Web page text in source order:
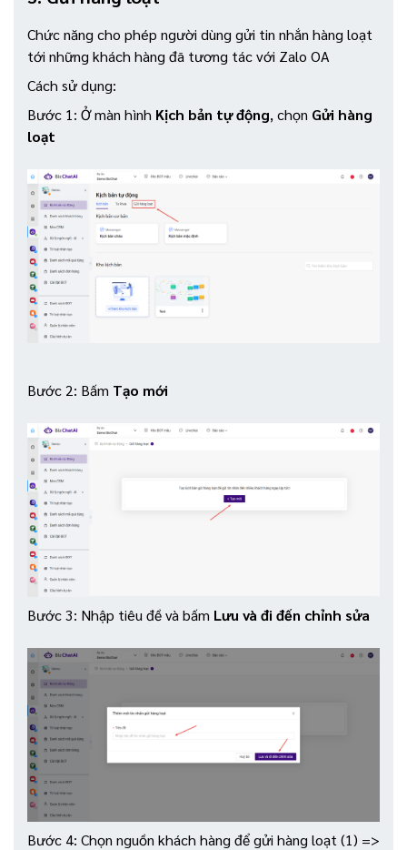
Chức năng cho phép người dùng gửi tin nhắn hàng loạt
tới những khách hàng đã tương tác với Zalo OA
Cách sử dụng:
Bước 1: Ở màn hình Kịch bản tự động, chọn Gửi hàng
loạt
Bước 2: Bấm Tạo mới
Bước 3: Nhập tiêu đề và bấm Lưu và đi đến chỉnh sửa
Bước 4: Chọn nguồn khách hàng để gửi hàng loạt (1) =>